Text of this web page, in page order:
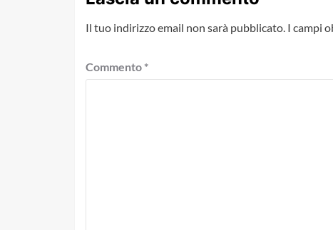
Il tuo indirizzo email non sarà pubblicato. I campi
Commento *